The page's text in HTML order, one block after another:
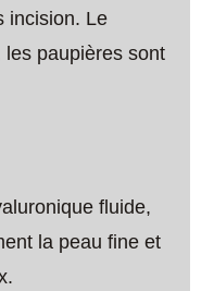
incision. Le
paupières sont
fluide,
la peau fine et